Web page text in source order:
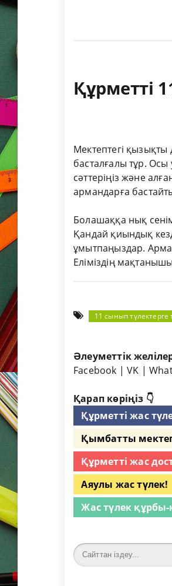
Құрметті
Мектептегі
басталғалы тұр. Осы
сәттеріңіз және
армандарға
Болашаққа нық
Қандай қиындық
ұмытпаңыздар.
Еліміздің
11 сынып түлектерге
Әлеуметтік
Facebook |VK |
Қарап көріңіз 👇
Құрметті жас
Қымбатты мектеп
Құрметті жас
Аяулы жас түлек!
Жас түлек